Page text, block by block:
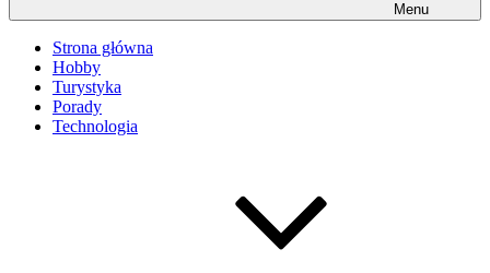
Menu
Strona główna
Hobby
Turystyka
Porady
Technologia